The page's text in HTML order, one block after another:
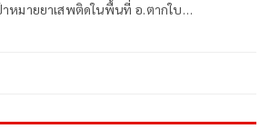
หมายยาเสพติดในพื้นที่ อ.ตากใบ